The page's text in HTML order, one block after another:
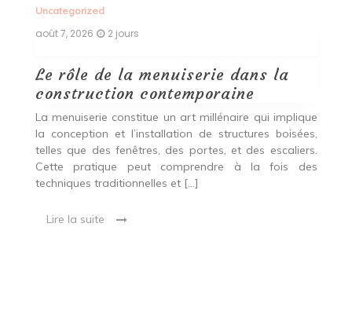
Uncategorized
août 7, 2026 2 jours
Le rôle de la menuiserie dans la
construction contemporaine
La menuiserie constitue un art millénaire qui implique
la conception et l’installation de structures boisées,
telles que des fenêtres, des portes, et des escaliers.
Cette pratique peut comprendre à la fois des
techniques traditionnelles et […]
Lire la suite